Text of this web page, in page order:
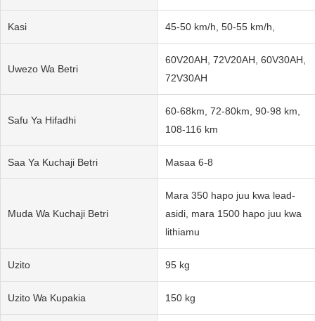
Kasi 45-50 km/h, 50-55 km/h,
Uwezo Wa Betri
60V20AH, 72V20AH, 60V30AH,
72V30AH
Safu Ya Hifadhi
60-68km, 72-80km, 90-98 km,
108-116 km
Saa Ya Kuchaji Betri Masaa 6-8
Muda Wa Kuchaji Betri
Mara 350 hapo juu kwa lead-
asidi, mara 1500 hapo juu kwa
lithiamu
Uzito 95 kg
Uzito Wa Kupakia 150 kg